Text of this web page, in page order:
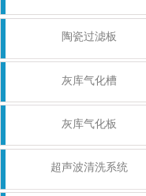
陶瓷过滤板
灰库气化槽
灰库气化板
超声波清洗系统